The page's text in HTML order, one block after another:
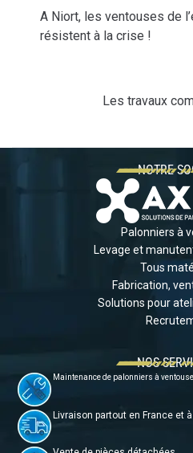
A Niort, les ventouses de
résistent à la crise !
Les travaux
NOTRE
Palonniers à
Levage et
Tous
Fabrication,
Solutions pour
NOS
Maintenance de palonniers à
Livraison partout en France et à